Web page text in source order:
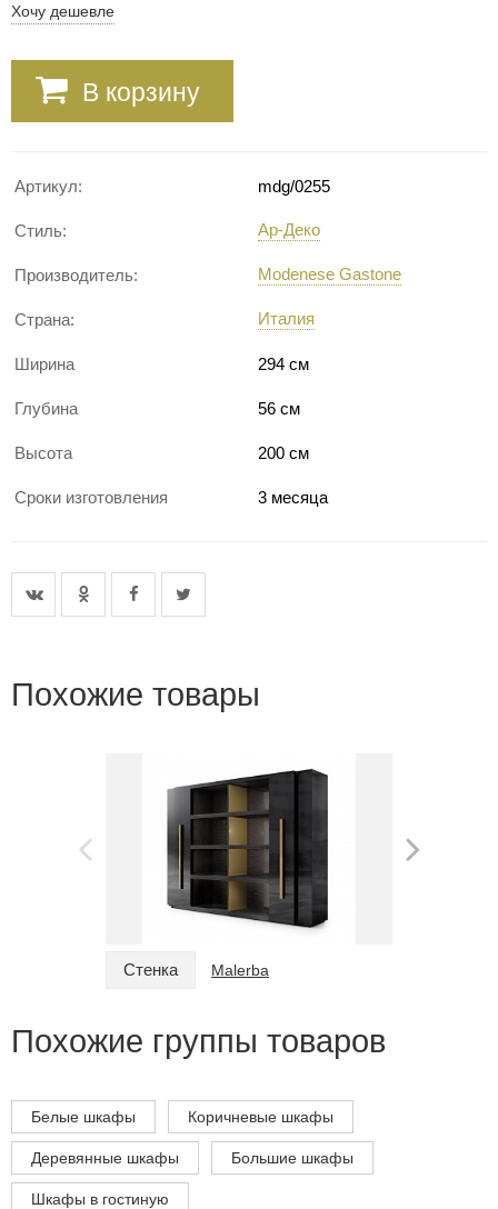
Хочу дешевле
В корзину
Артикул: mdg/0255
Стиль: Ар-Деко
Производитель: Modenese Gastone
Страна: Италия
Ширина 294 см
Глубина 56 см
Высота 200 см
Сроки изготовления 3 месяца
Похожие товары
Стенка Malerba
Похожие группы товаров
Белые шкафы Коричневые шкафы
Деревянные шкафы Большие шкафы
Шкафы в гостиную